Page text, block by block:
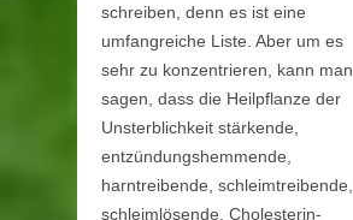
schreiben, denn es ist eine
umfangreiche Liste. Aber um es
sehr zu konzentrieren, kann man
sagen, dass die Heilpflanze der
Unsterblichkeit stärkende,
entzündungshemmende,
harntreibende, schleimtreibende,
schleimlösende, Cholesterin-